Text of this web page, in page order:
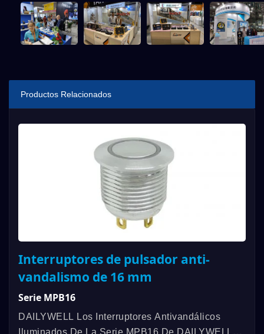
Productos Relacionados
Interruptores de pulsador anti-
vandalismo de 16 mm
Serie MPB16
DAILYWELL Los Interruptores Antivandálicos
Iluminados De La Serie MPB16 De DAILYWELL